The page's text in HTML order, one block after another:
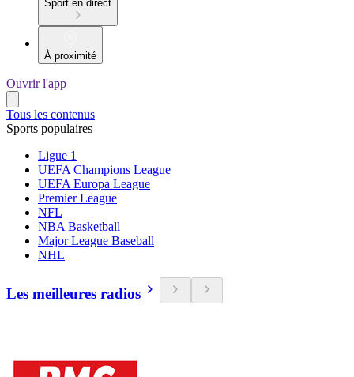
Sport en direct
À proximité
Ouvrir l'app
Tous les contenus
Sports populaires
Ligue 1
UEFA Champions League
UEFA Europa League
Premier League
NFL
NBA Basketball
Major League Baseball
NHL
Les meilleures radios